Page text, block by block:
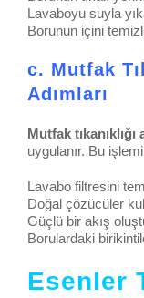
Lavaboyu suyla
Borunun içini
c. Mutfak
Adımları
Mutfak tıkanıklığı
uygulanır. Bu
Lavabo filtresini
Doğal çözücüler
Güçlü bir akış
Borulardaki
Esenler